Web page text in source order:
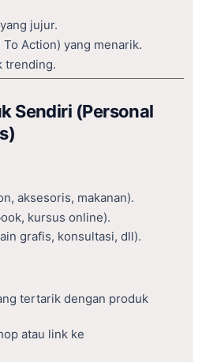
jujur.
To Action) yang menarik.
trending.
Sendiri (Personal
aksesoris, makanan).
kursus online).
grafis, konsultasi, dll).
tertarik dengan produk
atau link ke